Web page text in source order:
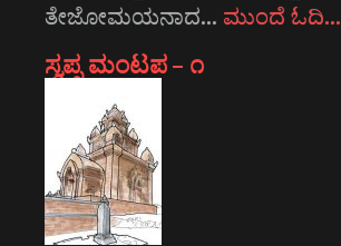
ತೇಜೋಮಯನಾದ… ಮುಂದೆ ಓದಿ…
ಸ್ವಪ್ನ ಮಂಟಪ – ೧